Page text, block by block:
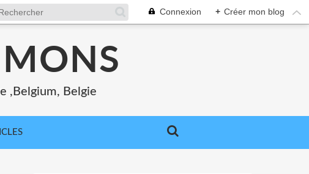
Connexion + Créer mon blog
,Belgium, Belgie